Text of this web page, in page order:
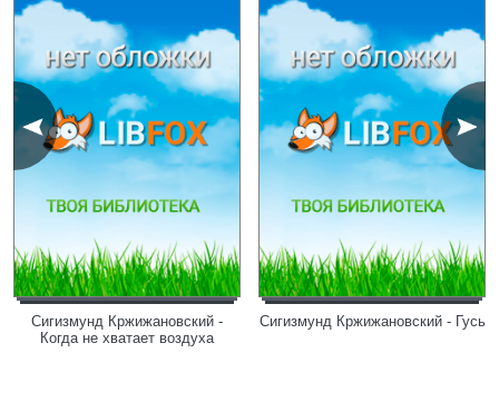
Сигизмунд Кржижановский -
Когда не хватает воздуха
Сигизмунд Кржижановский - Гусь